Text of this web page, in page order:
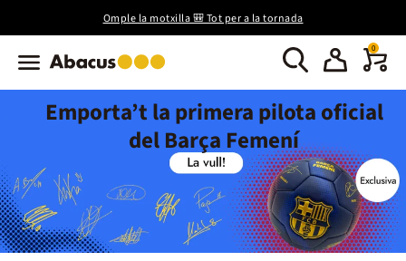
Omple la motxilla 🎒 Tot per a la tornada
0
Emporta’t la primera pilota oficial
del Barça Femení